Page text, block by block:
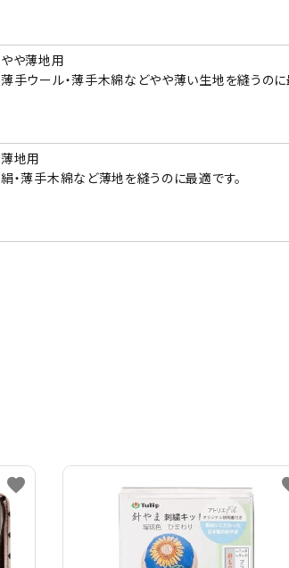
やや薄地用
薄手ウール・薄手木綿などやや薄い生地を縫うのに
薄地用
絹・薄手木綿など薄地を縫うのに最適です。
favorite